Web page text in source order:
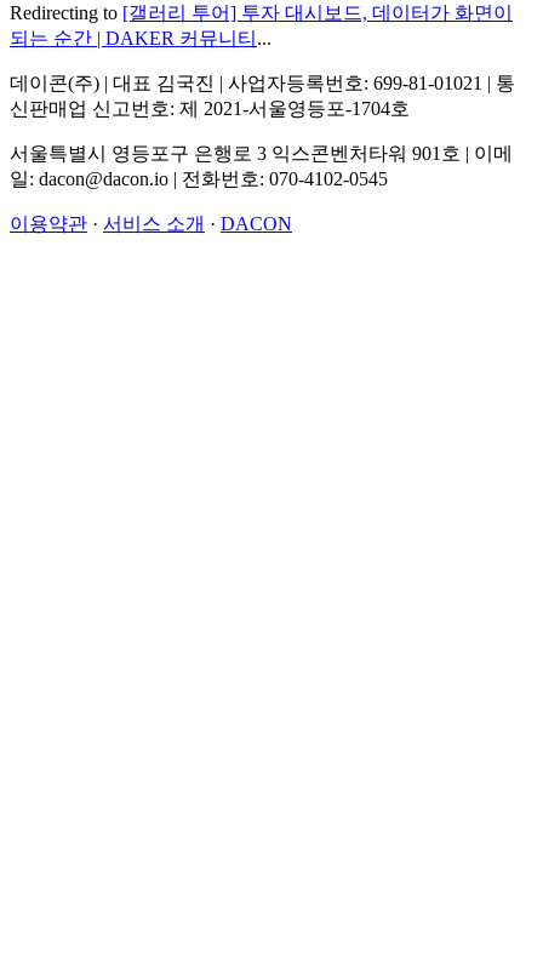
Redirecting to [갤러리 투어] 투자 대시보드, 데이터가 화면이
되는 순간 | DAKER 커뮤니티 ...
데이콘(주) | 대표 김국진 | 사업자등록번호: 699-81-01021 | 통
신판매업 신고번호: 제 2021-서울영등포-1704호
서울특별시 영등포구 은행로 3 익스콘벤처타워 901호 | 이메
일: dacon@dacon.io | 전화번호: 070-4102-0545
이용약관 · 서비스 소개 · DACON